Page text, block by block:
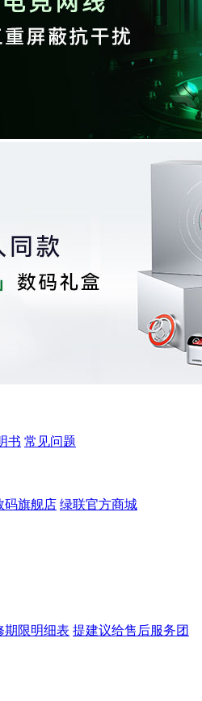
书 常见问题
码旗舰店 绿联官方商城
期限明细表 提建议给售后服务团